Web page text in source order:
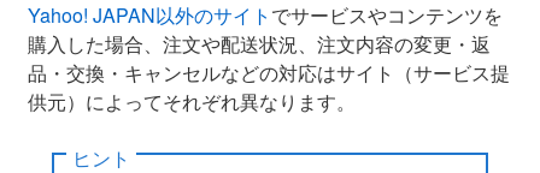
Yahoo! JAPAN以外のサイト でサービスやコンテンツを
購入した場合、注文や配送状況、注文内容の変更・返
品・交換・キャンセルなどの対応はサイト（サービス提
供元）によってそれぞれ異なります。
ヒント